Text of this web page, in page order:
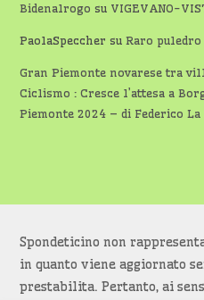
Bidenalrogo su VIGEVANO-
PaolaSpeccher suRaro
Gran Piemonte novarese tra
Ciclismo : Cresce l’attesa a
Piemonte 2024 – di Federico La
Spondeticino non
in quanto viene aggiornato
prestabilita. Pertanto, ai